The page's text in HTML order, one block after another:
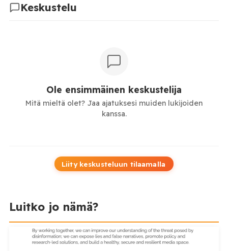
Keskustelu
Ole ensimmäinen keskustelija
Mitä mieltä olet? Jaa ajatuksesi muiden lukijoiden
kanssa.
Liity keskusteluun tilaamalla
Luitko jo nämä?